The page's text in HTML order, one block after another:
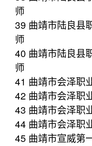
师
39 曲靖市陆良县
师
40 曲靖市陆良县
师
41 曲靖市会泽职
42 曲靖市会泽职
43 曲靖市会泽职
44 曲靖市会泽职
45 曲靖市宣威第